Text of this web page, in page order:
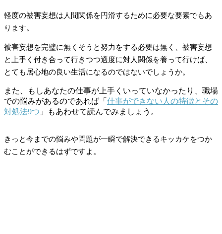
軽度の被害妄想は人間関係を円滑するために必要な要素でもあ
ります。
被害妄想を完璧に無くそうと努力をする必要は無く、被害妄想
と上手く付き合って行きつつ適度に対人関係を養って行けば、
とても居心地の良い生活になるのではないでしょうか。
また、もしあなたの仕事が上手くいっていなかったり、職場
での悩みがあるのであれば「 仕事ができない人の特徴とその
対処法9つ 」もあわせて読んでみましょう。
きっと今までの悩みや問題が一瞬で解決できるキッカケをつか
むことができるはずですよ。